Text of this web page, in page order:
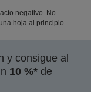
negativo. No
hoja al principio.
y consigue al
10 %* de